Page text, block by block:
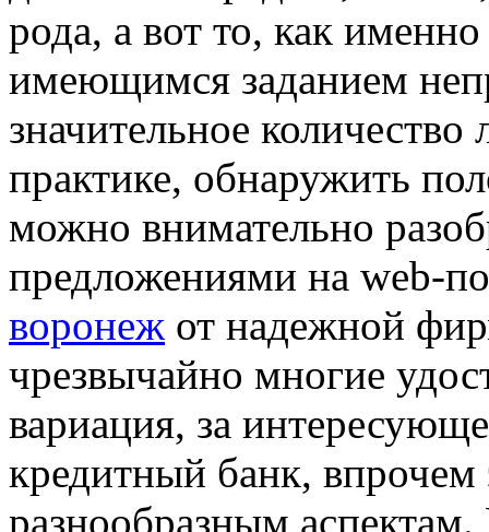
рода, а вот то, как
имеющимся заданием
значительное
практике, обнаружить
можно внимательно
предложениями на web-
воронеж от надежной
чрезвычайно многие
вариация, за
кредитный банк,
разнообразным